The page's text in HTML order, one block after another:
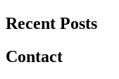
Recent Posts
Contact